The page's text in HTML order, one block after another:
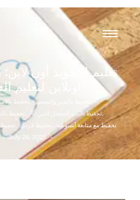
تعليم التجويد أون
اونلاين لتعليم
تحفيظ , تحفيظ بالتدبر والتفسير
تحفيظ
تحفيظ بالسند المتصل للنبي ﷺ,
تحفيظ فردي تحفيظ مع متابعة أسبوعية
- July 26, 2025 -